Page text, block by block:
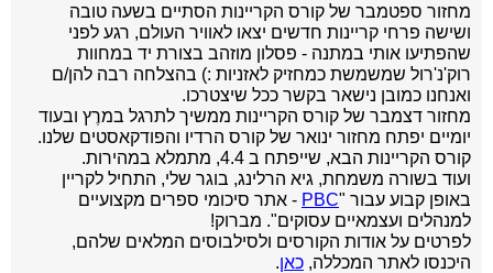
מחזור ספטמבר של קורס הקריינות הסתיים בשעה טובה
ושישה פרחי קריינות חדשים יצאו לאוויר העולם, רגע לפני
שהפתיעו אותי במתנה - פסלון מוזהב בצורת יד במחוות
רוק'נ'רול שמשמשת כמחזיק לאזניות :) בהצלחה רבה להן/ם
ואנחנו כמובן נישאר בקשר ככל שיצטרכו.
מחזור דצמבר של קורס הקריינות ממשיך לתרגל במרֶץ ובעוד
יומיים יפתח מחזור ינואר של קורס הרדיו והפודקאסטים שלנו.
קורס הקריינות הבא, שייפתח ב 4.4, מתמלא במהירות.
ועוד בשורה משמחת, גיא הרלינג, בוגר שלי, התחיל לקריין
באופן קבוע עבור "PBC
- אתר סיכומי ספרים מקצועיים
למנהלים ועצמאיים עסוקים". מברוק!
לפרטים על אודות הקורסים ולסילבוסים המלאים שלהם,
היכנסו לאתר המכללה, כאן.